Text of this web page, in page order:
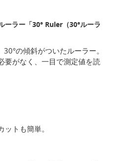
ーラー「30° Ruler（30°ルーラ
の傾斜がついたルーラー。
要がなく、一目で測定値を読
トも簡単。